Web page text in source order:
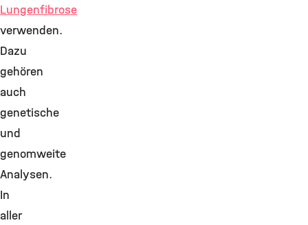
Lungenfibrose
verwenden.
Dazu
gehören
auch
genetische
und
genomweite
Analysen.
In
aller